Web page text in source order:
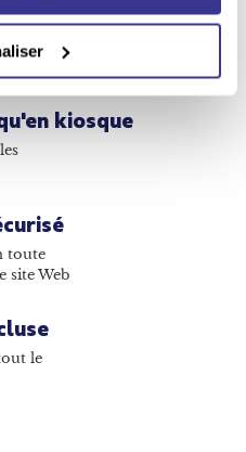
choix
disponibles
kiosque
toute
site Web
le